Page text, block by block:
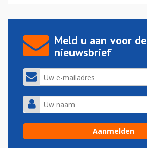
Meld u aan voor de
nieuwsbrief